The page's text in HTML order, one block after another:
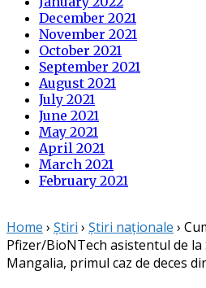
December 2021
November 2021
October 2021
September 2021
August 2021
July 2021
June 2021
May 2021
April 2021
March 2021
February 2021
Home › Știri › Știri naționale ›
Pfizer/BioNTech asistentul de
Mangalia, primul caz de deces